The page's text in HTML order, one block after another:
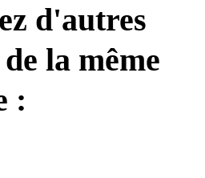
d'autres
la même
: